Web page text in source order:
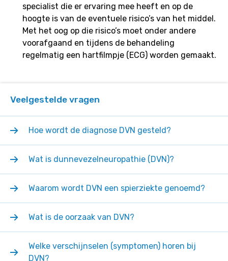
specialist die er ervaring mee heeft en op de
hoogte is van de eventuele risico’s van het middel.
Met het oog op die risico’s moet onder andere
voorafgaand en tijdens de behandeling
regelmatig een hartfilmpje (ECG) worden gemaakt.
Veelgestelde vragen
Hoe wordt de diagnose DVN gesteld?
Wat is dunnevezelneuropathie (DVN)?
Waarom wordt DVN een spierziekte genoemd?
Wat is de oorzaak van DVN?
Welke verschijnselen (symptomen) horen bij
DVN?